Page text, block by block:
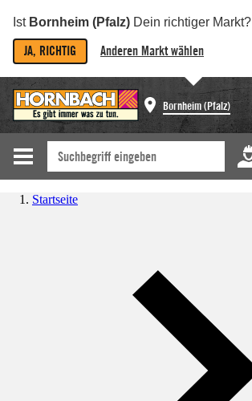
Ist Bornheim (Pfalz) Dein richtiger Markt?
JA, RICHTIG Anderen Markt wählen
Bornheim (Pfalz)
Startseite